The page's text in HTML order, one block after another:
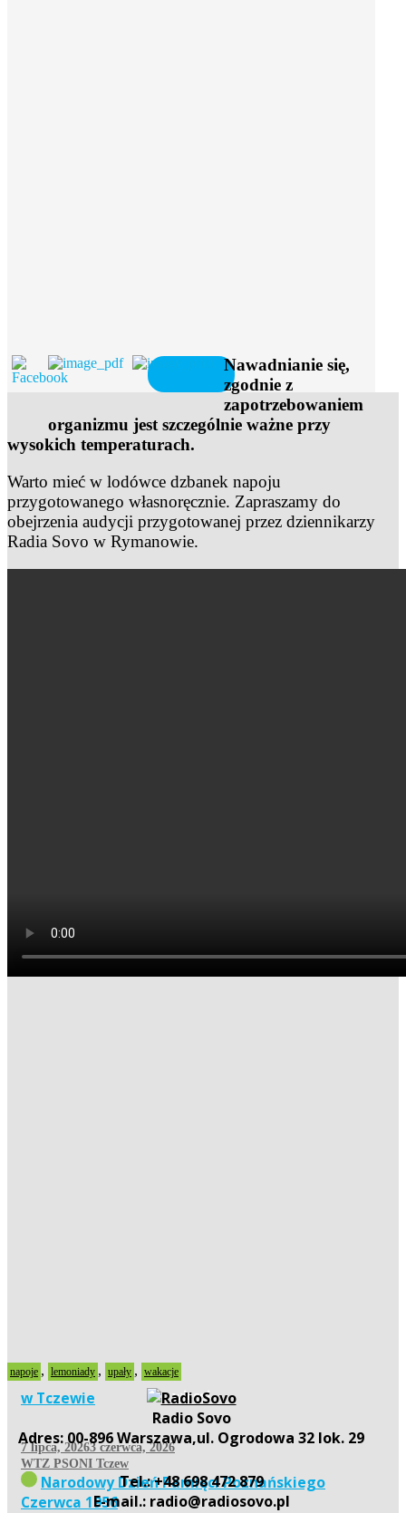
Nawadnianie się,
zgodnie z
zapotrzebowaniem
organizmu jest szczególnie ważne przy
wysokich temperaturach.
Warto mieć w lodówce dzbanek napoju
przygotowanego własnoręcznie. Zapraszamy do
obejrzenia audycji przygotowanej przez dziennikarzy
Radia Sovo w Rymanowie.
napoje , lemoniady , upały , wakacje
w Tczewie
7 lipca, 20263 czerwca, 2026
WTZ PSONI Tczew
Narodowy Dzień Pamięci Poznańskiego
Czerwca 1956
więcej
Radio Sovo
Adres: 00-896 Warszawa,ul. Ogrodowa 32 lok. 29
Tel.: +48 698 472 879
E-mail.: radio@radiosovo.pl